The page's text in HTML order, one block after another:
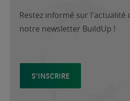
Restez informé sur l'actualité
notre newsletter BuildUp !
S'INSCRIRE